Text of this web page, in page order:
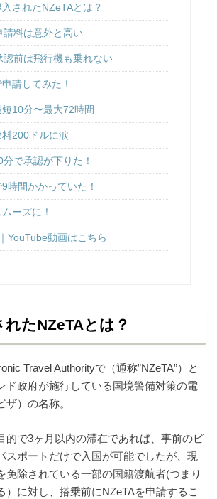
されたNZeTAとは？
請料は意外と高い
認前は飛行機も乗れない
請してみた！
10分〜最大72時間
200ドルに涙
で承認が下りた！
時間かかっていた！
ーズに！
YouTube動画はこちら
たNZeTAとは？
Travel Authorityで（通称”NZeTA”）と
ド政府が施行している国境警備対策の電
ザ）の名称。
的で3ヶ月以内の滞在であれば、事前のビ
スポートだけで入国が可能でしたが、現
免除されている一部の国籍渡航者(つまり
）に対し、搭乗前にNZeTAを申請するこ